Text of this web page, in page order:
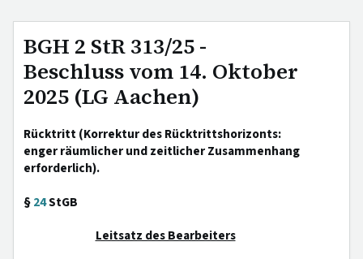
BGH 2 StR 313/25 -
Beschluss vom 14. Oktober
2025 (LG Aachen)
Rücktritt (Korrektur des Rücktrittshorizonts:
enger räumlicher und zeitlicher Zusammenhang
erforderlich).
§24StGB
Leitsatz des Bearbeiters